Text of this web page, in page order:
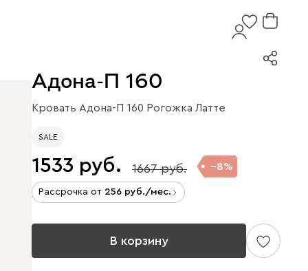
Адона-П 160
Кровать Адона-П 160 Рогожка Латте
SALE
1533 1667 8
Рассрочка от 256 /мес.
В корзину